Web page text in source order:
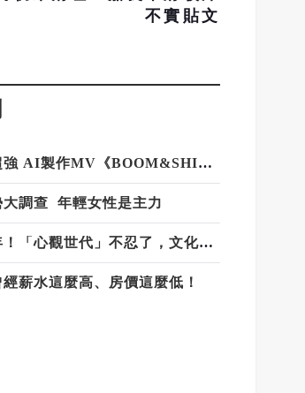
不實貼文
文化廣告超強 AI製作MV《BOOM&SHINE》登場！
大調查 年輕女性是主力
口罩戴三年！「心觀世代」不忍了，文化廣告號召IG濾鏡脫口罩
薪水這麼高、房價這麼低！